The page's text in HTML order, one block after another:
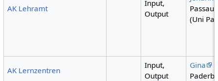
AK Lehramt
Input,
Output
(Uni
AK Lernzentren
Input,
Output
Gina